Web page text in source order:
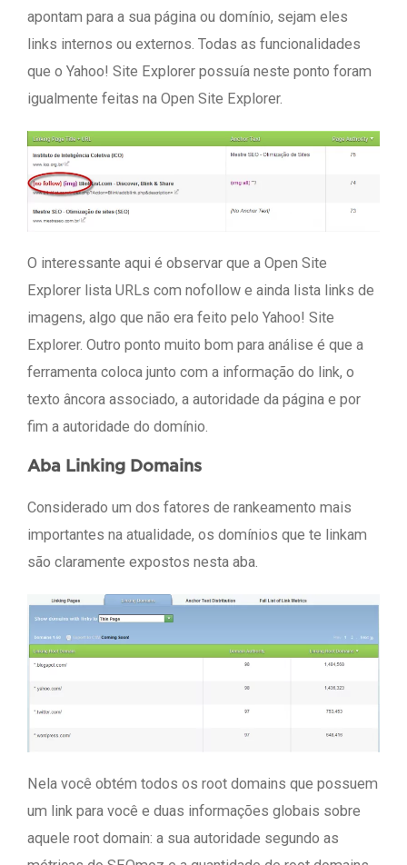
apontam para a sua página ou domínio, sejam eles
links internos ou externos. Todas as funcionalidades
que o Yahoo! Site Explorer possuía neste ponto foram
igualmente feitas na Open Site Explorer.
O interessante aqui é observar que a Open Site
Explorer lista URLs com nofollow e ainda lista links de
imagens, algo que não era feito pelo Yahoo! Site
Explorer. Outro ponto muito bom para análise é que a
ferramenta coloca junto com a informação do link, o
texto âncora associado, a autoridade da página e por
fim a autoridade do domínio.
Aba Linking Domains
Considerado um dos fatores de rankeamento mais
importantes na atualidade, os domínios que te linkam
são claramente expostos nesta aba.
Nela você obtém todos os root domains que possuem
um link para você e duas informações globais sobre
aquele root domain: a sua autoridade segundo as